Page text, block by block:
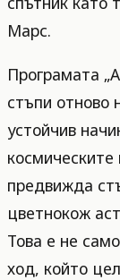
Марс.
Програмата
стъпи отново
устойчив
предвижда
цветнокож
Това е не
ход, който